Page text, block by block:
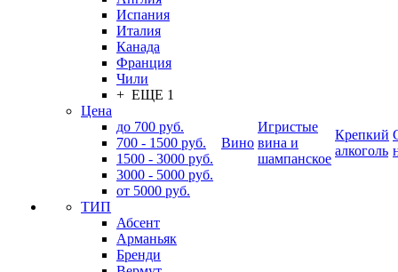
Испания
Италия
Канада
Франция
Чили
+ ЕЩЕ 1
Цена
до 700 руб.
700 - 1500 руб.
1500 - 3000 руб.
3000 - 5000 руб.
от 5000 руб.
ТИП
Абсент
Арманьяк
Бренди
Вино
Игристые
вина и
шампанское
Крепкий
алкоголь